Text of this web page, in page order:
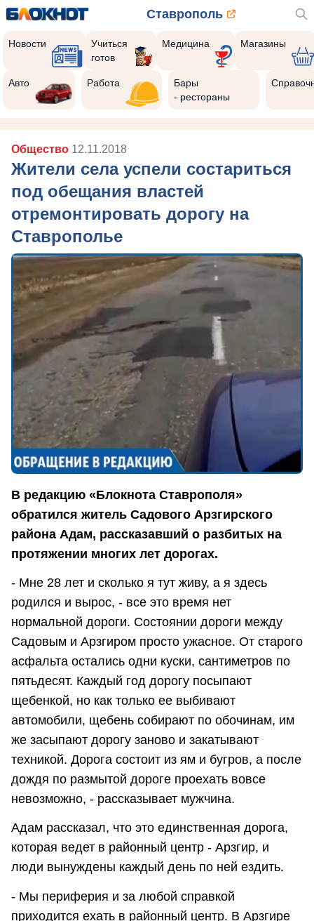
Ставрополь
Новости
Учиться
готов
Медицина Магазины
Авто Работа
Бары
- рестораны
Общество 12.11.2018
Жители села успели состариться
под обещания властей
отремонтировать дорогу на
Ставрополье
В редакцию «Блокнота Ставрополя»
обратился житель Садового Арзгирского
района Адам, рассказавший о разбитых на
протяжении многих лет дорогах.
- Мне 28 лет и сколько я тут живу, а я здесь
родился и вырос, - все это время нет
нормальной дороги. Состоянии дороги между
Садовым и Арзгиром просто ужасное. От старого
асфальта остались одни куски, сантиметров по
пятьдесят. Каждый год дорогу посыпают
щебенкой, но как только ее выбивают
автомобили, щебень собирают по обочинам, им
же засыпают дорогу заново и закатывают
техникой. Дорога состоит из ям и бугров, а после
дождя по размытой дороге проехать вовсе
невозможно, - рассказывает мужчина.
Адам рассказал, что это единственная дорога,
которая ведет в районный центр - Арзгир, и
люди вынуждены каждый день по ней ездить.
- Мы периферия и за любой справкой
приходится ехать в районный центр. В Арзгире